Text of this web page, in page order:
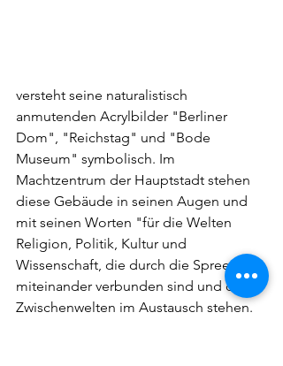
versteht seine naturalistisch
anmutenden Acrylbilder "Berliner
Dom", "Reichstag" und "Bode
Museum" symbolisch. Im
Machtzentrum der Hauptstadt stehen
diese Gebäude in seinen Augen und
mit seinen Worten "für die Welten
Religion, Politik, Kultur und
Wissenschaft, die durch die Spree
miteinander verbunden sind und durch
Zwischenwelten im Austausch stehen.